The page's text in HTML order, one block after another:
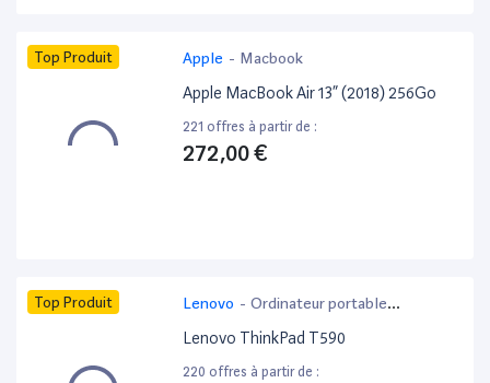
Top Produit Apple - Macbook
Apple MacBook Air 13” (2018) 256Go
221 offres à partir de :
272,00 €
Top Produit Lenovo - Ordinateur portable
bureautique
Lenovo ThinkPad T590
220 offres à partir de :